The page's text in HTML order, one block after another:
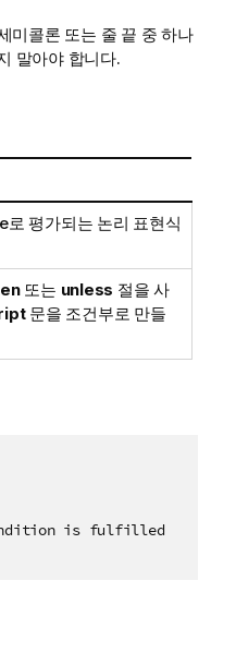
미콜론 또는 줄 끝 중 하나
말아야 합니다.
로 평가되는 논리 표현식
또는 unless 절을 사
문을 조건부로 만들
is fulfilled